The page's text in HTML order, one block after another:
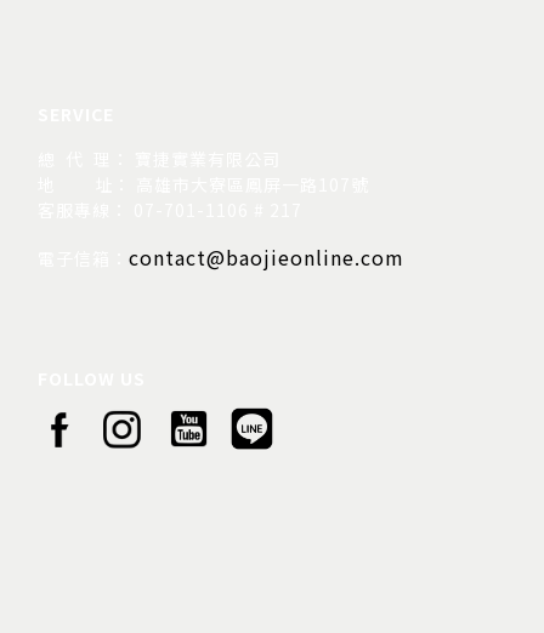
contact@baojieonline.com